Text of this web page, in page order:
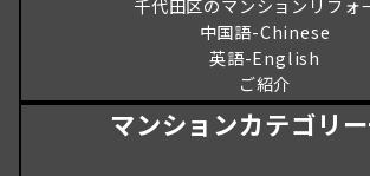
千代田区のマンションリフォ
中国語-Chinese
英語-English
ご紹介
マンションカテゴリ